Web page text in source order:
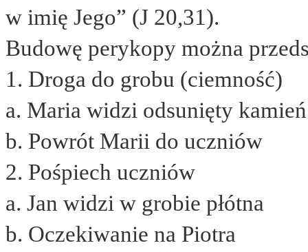
w imię Jego” (J 20,31).
Budowę perykopy można
1. Droga do grobu (ciemność)
a. Maria widzi odsunięty kamień
b. Powrót Marii do uczniów
2. Pośpiech uczniów
a. Jan widzi w grobie płótna
b. Oczekiwanie na Piotra